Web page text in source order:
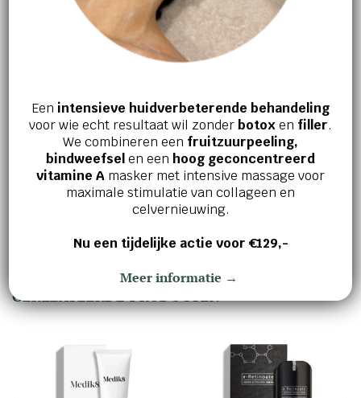
met extra aandacht voor zones met
duidelijke onzuiverheden. Masseer zachtjes
in. Tip voor gebruik van de applicator: Breek
gewenste zones. Verwijder na gebruik de
applicator en spoel deze af met schoon
water. Tip van de schoonheidsspecialist:
combineer met het bijpassende serum +
cream voor een optimaal resultaat.
GERELATEERDE PRODUCTEN
Een intensieve huidverbeterende behandeling
voor wie echt resultaat wil zonderbotox en filler.
We combineren een fruitzuurpeeling,
bindweefselen een hoog geconcentreerd
vitamine A masker met intensive massage voor
maximale stimulatie van collageen en
celvernieuwing.
Nu een tijdelijke actie voor €129,-
Meer informatie →